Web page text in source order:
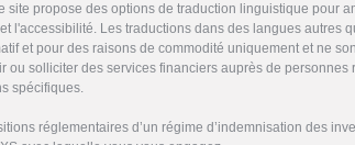
site propose des options de traduction linguistique pour
l'accessibilité. Les traductions dans des langues autres
et pour des raisons de commodité uniquement et ne
ou solliciter des services financiers auprès de personnes
spécifiques.
réglementaires d’un régime d’indemnisation des